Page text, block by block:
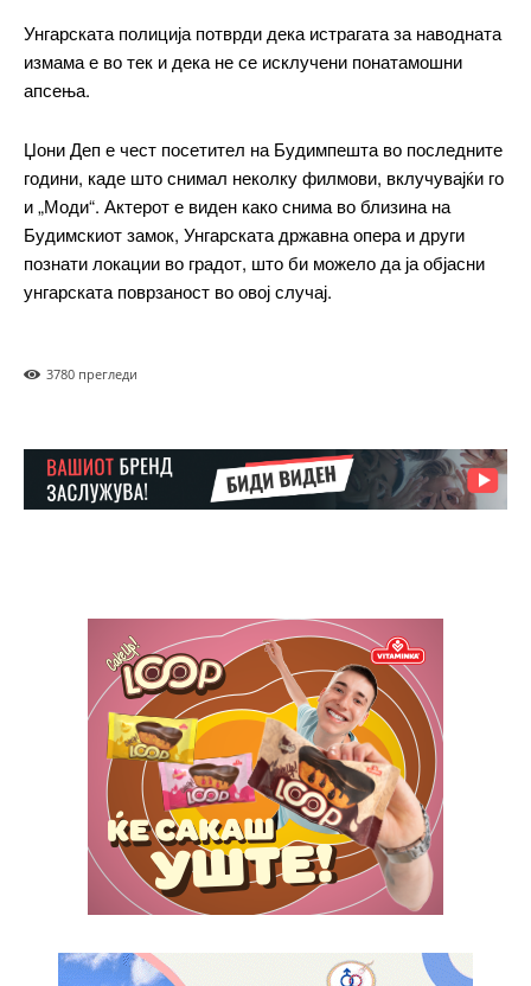
Nullam eu erat condimentum
Donec quis est ac felis
Orci varius natoque dolor
Pro
$100 placeholder text
Etiam est nibh, lobortis sit
Praesent euismod ac
Orci varius natoque dolor
Yearly pricing Monthly pricing
Унгарската полиција потврди дека истрагата за наводната
измама е во тек и дека не се исклучени понатамошни
апсења.
Џони Деп е чест посетител на Будимпешта во последните
години, каде што снимал неколку филмови, вклучувајќи го
и „Моди“. Актерот е виден како снима во близина на
Будимскиот замок, Унгарската државна опера и други
познати локации во градот, што би можело да ја објасни
унгарската поврзаност во овој случај.
3780 прегледи